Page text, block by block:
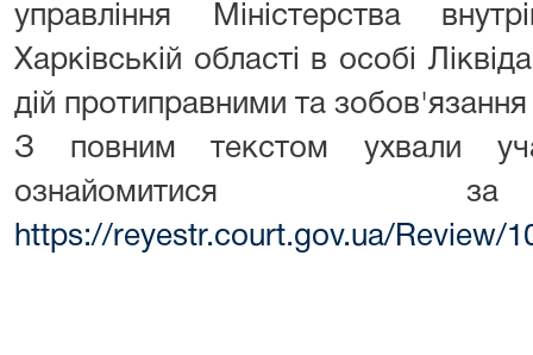
управління Міністерства
Харківській області в особі
дій протиправними та зобов'язання
З повним текстом ухвали
ознайомитися
https://reyestr.court.gov.ua/Review/